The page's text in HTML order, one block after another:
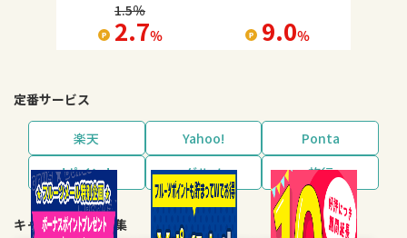
1.5％
2.7％ 9.0％
定番サービス
楽天 Yahoo!
Ponta
dポイント
グルメ 旅行
キャンペーン・特集